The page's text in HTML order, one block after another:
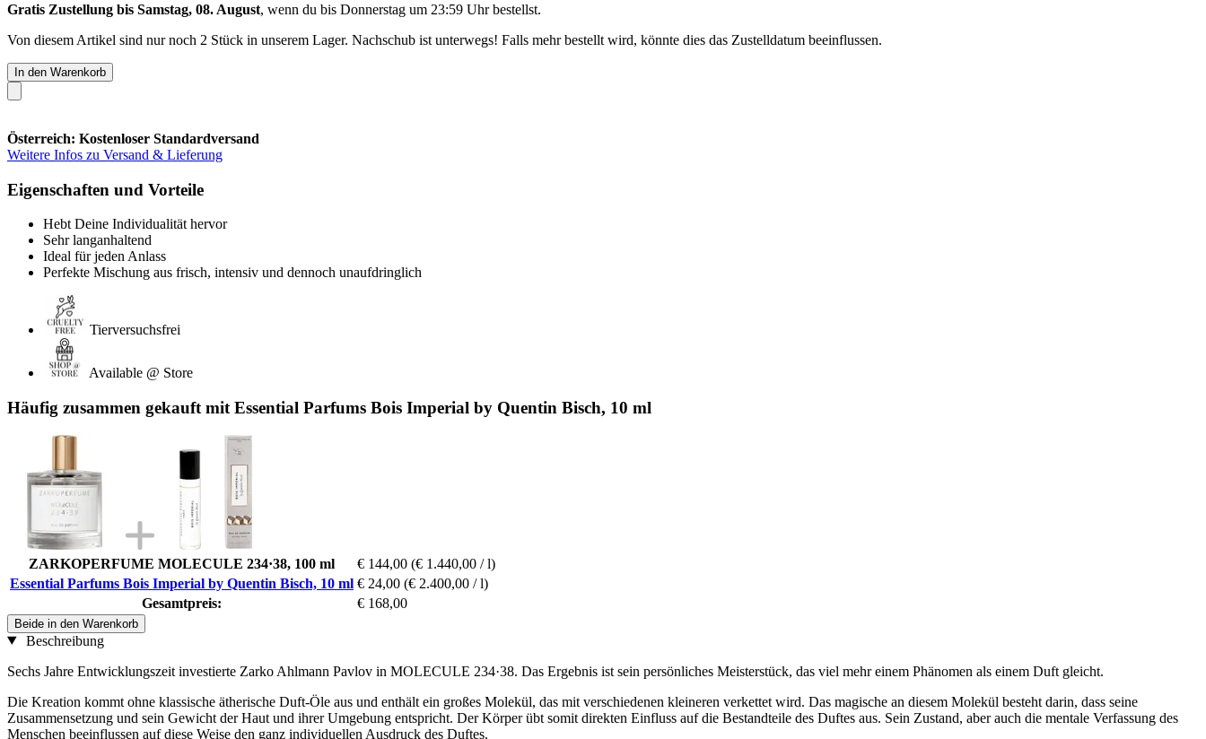
Gratis Zustellung bis Samstag, 08. August, wenn du bis Donnerstag um 23:59 Uhrbestellst.
Von diesem Artikel sind nur noch 2 Stück in unserem Lager. Nachschub ist unterwegs! Falls mehr bestellt wird, könnte dies das Zustelldatum beeinflussen.
In den Warenkorb
Österreich: Kostenloser Standardversand
Weitere Infos zu Versand & Lieferung
Eigenschaften und Vorteile
Hebt Deine Individualität hervor
Sehr langanhaltend
Ideal für jeden Anlass
Perfekte Mischung aus frisch, intensiv und dennoch unaufdringlich
Tierversuchsfrei
Available @ Store
Häufig zusammen gekauft mit Essential Parfums Bois Imperial by Quentin Bisch, 10 ml
ZARKOPERFUME MOLECULE 234·38, 100 ml € 144,00 (€ 1.440,00 / l)
Essential Parfums Bois Imperial by Quentin Bisch, 10 ml € 24,00 (€ 2.400,00 / l)
Gesamtpreis:
€ 168,00
Beide in den Warenkorb
Beschreibung
Sechs Jahre Entwicklungszeit investierte Zarko Ahlmann Pavlov in MOLECULE 234·38. Das Ergebnis ist sein persönliches Meisterstück, das viel mehr einem Phänomen als einem Duft gleicht.
Die Kreation kommt ohne klassische ätherische Duft-Öle aus und enthält ein großes Molekül, das mit verschiedenen kleineren verkettet wird. Das magische an diesem Molekül besteht darin, dass seine
Zusammensetzung und sein Gewicht der Haut und ihrer Umgebung entspricht. Der Körper übt somit direkten Einfluss auf die Bestandteile des Duftes aus. Sein Zustand, aber auch die mentale Verfassung des
Menschen beeinflussen auf diese Weise den ganz individuellen Ausdruck des Duftes.